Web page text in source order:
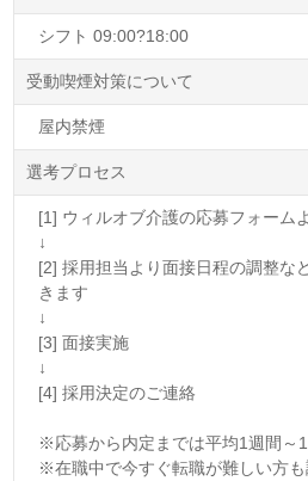
シフト 09:00?18:00
受動喫煙対策について
屋内禁煙
選考プロセス
[1] ウィルオブ介護の応募フォーム
↓
[2] 採用担当より面接日程の調整な
きます
↓
[3] 面接実施
↓
[4] 採用決定のご連絡
※応募から内定までは平均1週間～1
※在職中で今すぐ転職が難しい方